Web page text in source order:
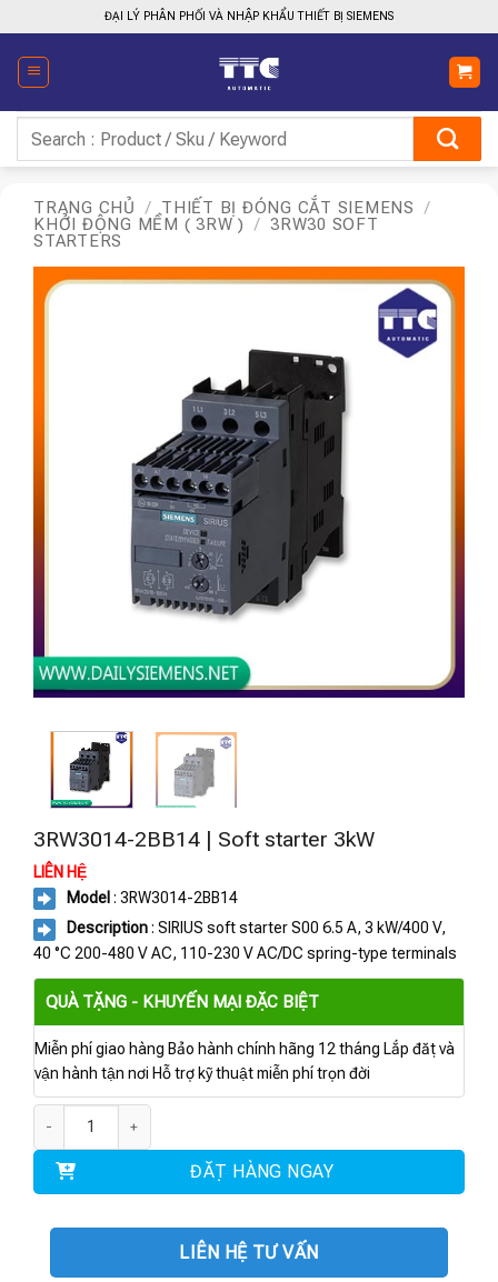
qua
nội
dung
ĐẠI LÝ PHÂN PHỐI VÀ NHẬP KHẨU THIẾT BỊ SIEMENS
kiếm:
TRANG CHỦ / THIẾT BỊ ĐÓNG CẮT SIEMENS
/
KHỞI ĐỘNG MỀM ( 3RW )
/ 3RW30 SOFT
STARTERS
3RW3014-2BB14 | Soft starter 3kW
LIÊN HỆ
Model : 3RW3014-2BB14
Description: SIRIUS soft starter S00 6.5 A, 3 kW/400 V,
40 °C 200-480 V AC, 110-230 V AC/DC spring-type terminals
QUÀ TẶNG - KHUYẾN MẠI ĐẶC BIỆT
Miễn phí giao hàng Bảo hành chính hãng 12 tháng Lắp đặt và
vận hành tận nơi Hỗ trợ kỹ thuật miễn phí trọn đời
ĐẶT HÀNG NGAY
LIÊN HỆ TƯ VẤN